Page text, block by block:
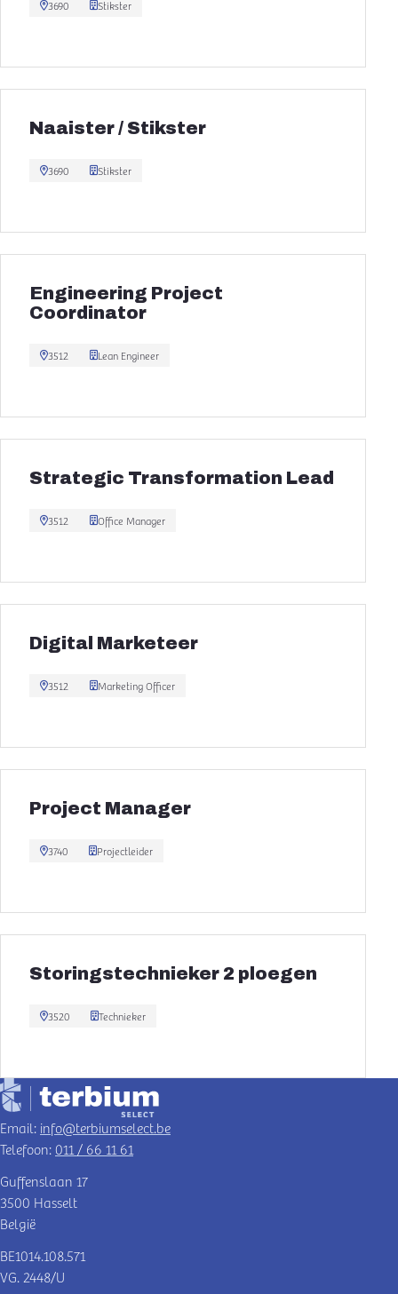
3690 Stikster
Naaister / Stikster
3690 Stikster
Engineering Project
Coordinator
3512 Lean Engineer
Strategic Transformation Lead
3512 Office Manager
Digital Marketeer
3512 Marketing Officer
Project Manager
3740 Projectleider
Storingstechnieker 2 ploegen
3520 Technieker
Email: info@terbiumselect.be
Telefoon:011 / 66 11 61
Guffenslaan 17
3500 Hasselt
België
BE1014.108.571
VG. 2448/U